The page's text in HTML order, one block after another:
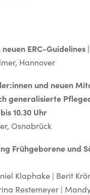
ERC-Guidelines
Hannover
und neuen
generalisierte
10.30 Uhr
Osnabrück
Frühgeborene und
Klaphake | Berit
Restemeyer |